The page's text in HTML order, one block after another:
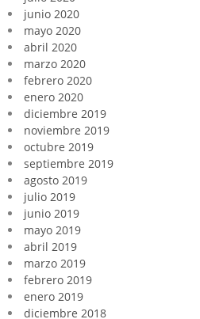
junio 2020
mayo 2020
abril 2020
marzo 2020
febrero 2020
enero 2020
diciembre 2019
noviembre 2019
octubre 2019
septiembre 2019
agosto 2019
julio 2019
junio 2019
mayo 2019
abril 2019
marzo 2019
febrero 2019
enero 2019
diciembre 2018